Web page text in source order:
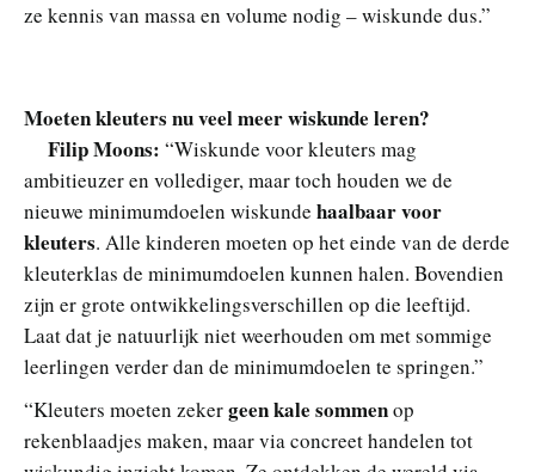
ze kennis van massa en volume nodig – wiskunde dus.”
Moeten kleuters nu veel meer wiskunde leren?
Filip Moons: “Wiskunde voor kleuters mag
ambitieuzer en vollediger, maar toch houden we de
nieuwe minimumdoelen wiskunde haalbaar voor
kleuters. Alle kinderen moeten op het einde van de derde
kleuterklas de minimumdoelen kunnen halen. Bovendien
zijn er grote ontwikkelingsverschillen op die leeftijd.
Laat dat je natuurlijk niet weerhouden om met sommige
leerlingen verder dan de minimumdoelen te springen.”
“Kleuters moeten zekergeen kale sommenop
rekenblaadjes maken, maar via concreet handelen tot